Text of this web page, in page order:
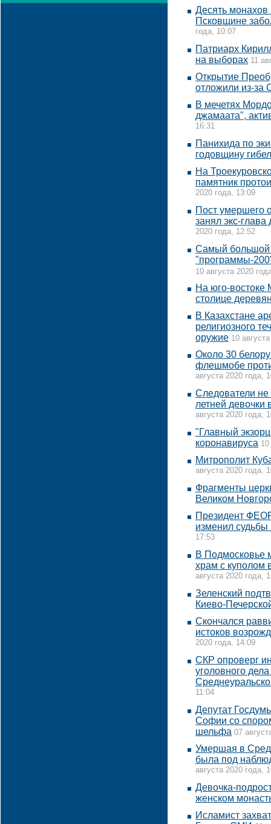
Десять
Псковщине
года, 10:07
Патриарх
на выборах 11
Открытие
отложили из-за
В мечетях
джамаата",
16:31
Панихида по
годовщину
На
памятник
2020 года, 13:09
Пост умершего
занял экс-глава
2020 года, 12:52
Самый большой
"программы-
10 августа 2020
На юго-
столице
В Казахстане
религиозного
оружие 10
Около 30
флешмобе
августа 2020 года,
Следователи
летней
августа 2020 года,
"Главный
коронавируса
Митрополит
августа 2020 года,
Фрагменты
Великом
Президент
изменил
17:53
В Подмосковье
храм с куполом
августа 2020 года,
Зеленский
Киево-
Скончался
истоков
2020 года, 14:09
СКР опроверг
уголовного
11:04
Депутат
Софии со
шельфа 07
Умершая в
была под
августа 2020 года,
Девочка-
женском
Исламист